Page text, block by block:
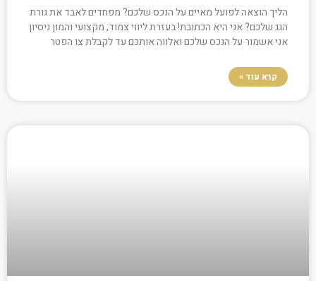
הליך הוצאה לפועל מאיים על הנכס שלכם? מפחדים לאבד את גורת
הגג שלכם? אני היא הכתובת! בעזרת ליווי צמוד, מקצועי והמון ניסיון
אני אשמור על הנכס שלכם ואלווה אותכם עד לקבלת צו הפטר
קרא עוד »